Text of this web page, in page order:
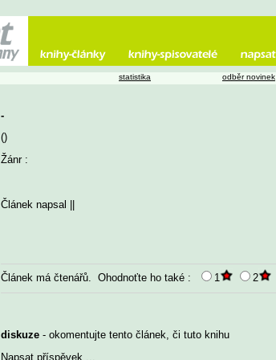
-
()
Žánr :
Článek napsal
Článek máčtenářů. Ohodnoťte ho také : 1 2
diskuze - okomentujte tento článek, či tuto knihu
Napsat příspěvek
statistika odběr novinek